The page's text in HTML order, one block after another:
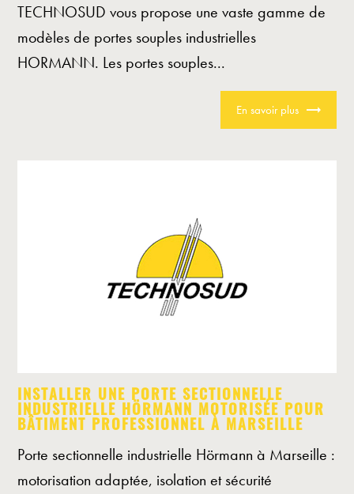
TECHNOSUD vous propose une vaste gamme de
modèles de portes souples industrielles
HORMANN. Les portes souples...
En savoir plus
INSTALLER UNE PORTE SECTIONNELLE
INDUSTRIELLE HÖRMANN MOTORISÉE POUR
BÂTIMENT PROFESSIONNEL À MARSEILLE
Porte sectionnelle industrielle Hörmann à Marseille :
motorisation adaptée, isolation et sécurité